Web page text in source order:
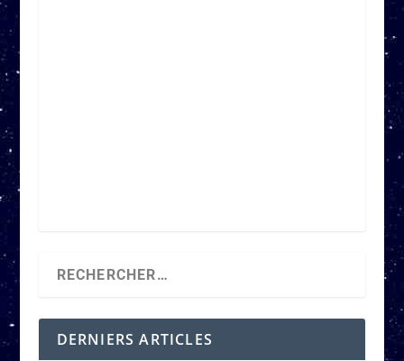
DERNIERS ARTICLES